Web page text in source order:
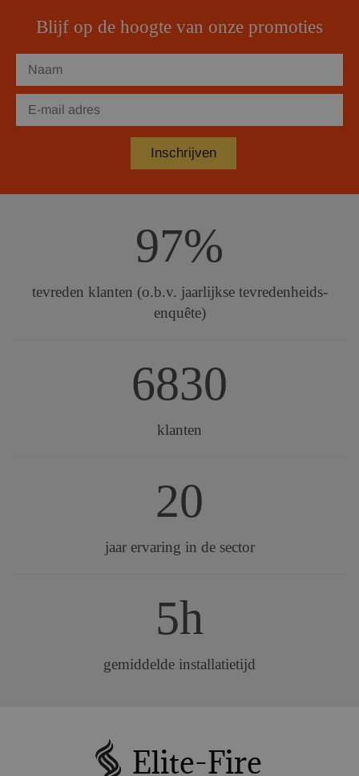
Blijf op de hoogte van onze promoties
97%
tevreden klanten (o.b.v. jaarlijkse tevredenheids-
enquête)
6830
klanten
20
jaar ervaring in de sector
5h
gemiddelde installatietijd